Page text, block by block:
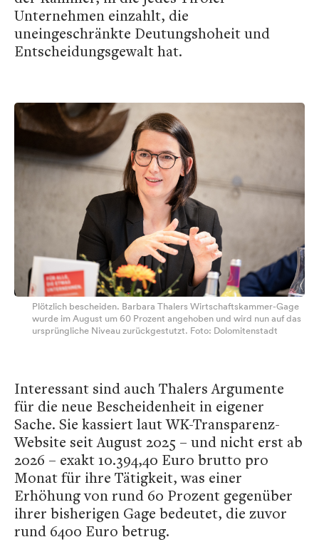
Unternehmen einzahlt, die
uneingeschränkte Deutungshoheit und
Entscheidungsgewalt hat.
Plötzlich bescheiden. Barbara Thalers Wirtschaftskammer-Gage
wurde im August um 60 Prozent angehoben und wird nun auf das
ursprüngliche Niveau zurückgestutzt. Foto: Dolomitenstadt
Interessant sind auch Thalers Argumente
für die neue Bescheidenheit in eigener
Sache. Sie kassiert laut WK-Transparenz-
Website seit August 2025 – und nicht erst ab
2026 – exakt 10.394,40 Euro brutto pro
Monat für ihre Tätigkeit, was einer
Erhöhung von rund 60 Prozent gegenüber
ihrer bisherigen Gage bedeutet, die zuvor
rund 6400 Euro betrug.